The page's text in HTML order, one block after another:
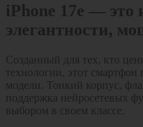
iPhone 17e — это
элегантности,
Созданный для тех, кто
технологии, этот смартфон
модели. Тонкий корпус,
поддержка нейросетевых
выбором в своем классе.